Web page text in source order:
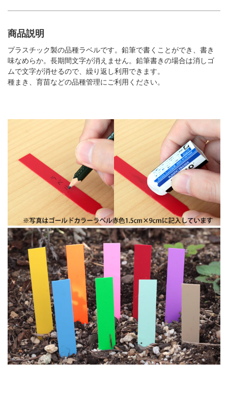
商品説明
プラスチック製の品種ラベルです。鉛筆で書くことができ、書き
味なめらか。長期間文字が消えません。鉛筆書きの場合は消しゴ
ムで文字が消せるので、繰り返し利用できます。
種まき、育苗などの品種管理にご利用ください。